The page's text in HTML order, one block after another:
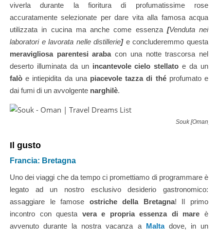
viverla durante la fioritura di profumatissime rose
accuratamente selezionate per dare vita alla famosa acqua
utilizzata in cucina ma anche come essenza [Venduta nei
laboratori e lavorata nelle distillerie]e concluderemmo questa
meravigliosa parentesi arabacon una notte trascorsa nel
deserto illuminata da un incantevole cielo stellato e da un
falò e intiepidita da una piacevole tazza di théprofumato e
dai fumi di un avvolgente narghilè.
Souk [Oman] |
Il gusto
Francia: Bretagna
Uno dei viaggi che da tempo ci promettiamo di programmare è
legato ad un nostro esclusivo desiderio gastronomico:
assaggiare le famose ostriche della Bretagna! Il primo
incontro con questa vera e propria essenza di mare è
avvenuto durante la nostra vacanza a Maltadove, in un